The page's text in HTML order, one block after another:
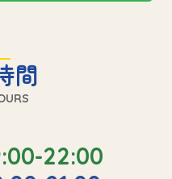
間
22:00